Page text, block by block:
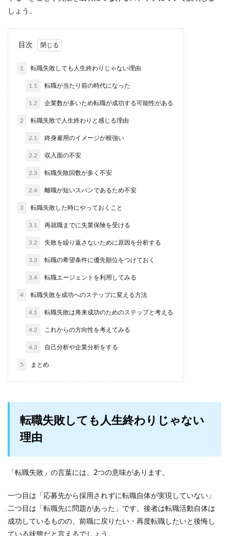
しょう。
目次
1 転職失敗しても人生終わりじゃない理由
1.1 転職が当たり前の時代になった
1.2 企業数が多いため転職が成功する可能性がある
2 転職失敗で人生終わりと感じる理由
2.1 終身雇用のイメージが根強い
2.2 収入面の不安
2.3 転職失敗回数が多く不安
2.4 離職が短いスパンであるため不安
3 転職失敗した時にやっておくこと
3.1 再就職までに失業保険を受ける
3.2 失敗を繰り返さないために原因を分析する
3.3 転職の希望条件に優先順位をつけておく
3.4 転職エージェントを利用してみる
4 転職失敗を成功へのステップに変える方法
4.1 転職失敗は将来成功のためのステップと考える
4.2 これからの方向性を考えてみる
4.3 自己分析や企業分析をする
5 まとめ
転職失敗しても人生終わりじゃない
理由
「転職失敗」の言葉には、2つの意味があります。
一つ目は「応募先から採用されずに転職自体が実現していない」
二つ目は「転職先に問題があった」です。後者は転職活動自体は
成功しているものの、前職に戻りたい・再度転職したいと後悔し
ている状態だと言えるでしょう。